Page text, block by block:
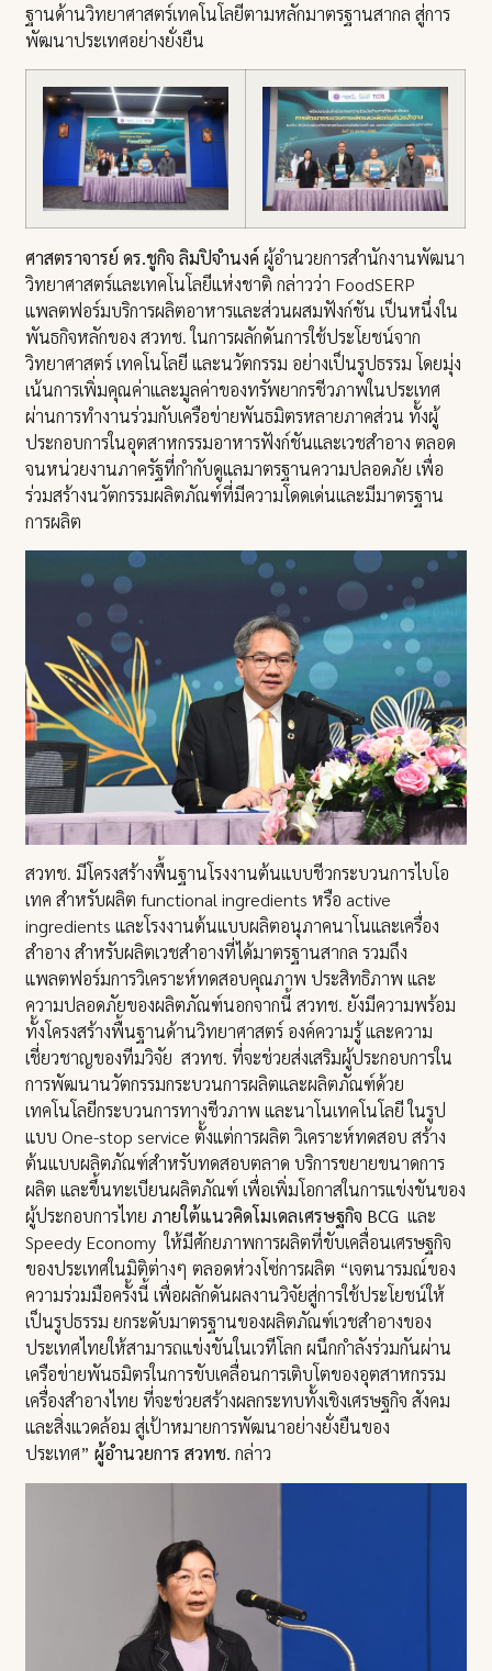
ฐานด้านวิทยาศาสตร์เทคโนโลยีตามหลักมาตรฐานสากล สู่การ
พัฒนาประเทศอย่างยั่งยืน
ศาสตราจารย์ ดร.ชูกิจ ลิมปิจํานงค์ ผู้อํานวยการสํานักงานพัฒนา
วิทยาศาสตร์และเทคโนโลยีแห่งชาติ กล่าวว่า FoodSERP
แพลตฟอร์มบริการผลิตอาหารและส่วนผสมฟังก์ชัน เป็นหนึ่งใน
พันธกิจหลักของ สวทช. ในการผลักดันการใช้ประโยชน์จาก
วิทยาศาสตร์ เทคโนโลยี และนวัตกรรม อย่างเป็นรูปธรรม โดยมุ่ง
เน้นการเพิ่มคุณค่าและมูลค่าของทรัพยากรชีวภาพในประเทศ
ผ่านการทำงานร่วมกับเครือข่ายพันธมิตรหลายภาคส่วน ทั้งผู้
ประกอบการในอุตสาหกรรมอาหารฟังก์ชันและเวชสำอาง ตลอด
จนหน่วยงานภาครัฐที่กำกับดูแลมาตรฐานความปลอดภัย เพื่อ
ร่วมสร้างนวัตกรรมผลิตภัณฑ์ที่มีความโดดเด่นและมีมาตรฐาน
การผลิต
สวทช. มีโครงสร้างพื้นฐานโรงงานต้นแบบชีวกระบวนการไบโอ
เทค สำหรับผลิต functional ingredients หรือ active
ingredients และโรงงานต้นแบบผลิตอนุภาคนาโนและเครื่อง
สำอาง สำหรับผลิตเวชสำอางที่ได้มาตรฐานสากล รวมถึง
แพลตฟอร์มการวิเคราะห์ทดสอบคุณภาพ ประสิทธิภาพ และ
ความปลอดภัยของผลิตภัณฑ์นอกจากนี้ สวทช. ยังมีความพร้อม
ทั้งโครงสร้างพื้นฐานด้านวิทยาศาสตร์ องค์ความรู้ และความ
เชี่ยวชาญของทีมวิจัย สวทช. ที่จะช่วยส่งเสริมผู้ประกอบการใน
การพัฒนานวัตกรรมกระบวนการผลิตและผลิตภัณฑ์ด้วย
เทคโนโลยีกระบวนการทางชีวภาพ และนาโนเทคโนโลยี ในรูป
แบบ One-stop service ตั้งแต่การผลิต วิเคราะห์ทดสอบ สร้าง
ต้นแบบผลิตภัณฑ์สำหรับทดสอบตลาด บริการขยายขนาดการ
ผลิต และขึ้นทะเบียนผลิตภัณฑ์ เพื่อเพิ่มโอกาสในการแข่งขันของ
ผู้ประกอบการไทยภายใต้แนวคิดโมเดลเศรษฐกิจ BCG และ
Speedy Economy ให้มีศักยภาพการผลิตที่ขับเคลื่อนเศรษฐกิจ
ของประเทศในมิติต่างๆ ตลอดห่วงโซ่การผลิต “เจตนารมณ์ของ
ความร่วมมือครั้งนี้ เพื่อผลักดันผลงานวิจัยสู่การใช้ประโยชน์ให้
เป็นรูปธรรม ยกระดับมาตรฐานของผลิตภัณฑ์เวชสำอางของ
ประเทศไทยให้สามารถแข่งขันในเวทีโลก ผนึกกำลังร่วมกันผ่าน
เครือข่ายพันธมิตรในการขับเคลื่อนการเติบโตของอุตสาหกรรม
เครื่องสำอางไทย ที่จะช่วยสร้างผลกระทบทั้งเชิงเศรษฐกิจ สังคม
และสิ่งแวดล้อม สู่เป้าหมายการพัฒนาอย่างยั่งยืนของ
ประเทศ”ผู้อำนวยการ สวทช. กล่าว